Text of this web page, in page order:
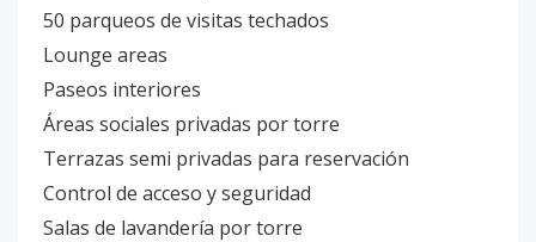
50 parqueos de visitas techados
Lounge areas
Paseos interiores
Áreas sociales privadas por torre
Terrazas semi privadas para reservación
Control de acceso y seguridad
Salas de lavandería por torre